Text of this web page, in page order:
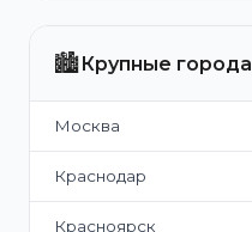
🏙️Крупные города
Москва
Краснодар
Красноярск